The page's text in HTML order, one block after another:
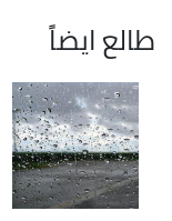
طالع ايضاً